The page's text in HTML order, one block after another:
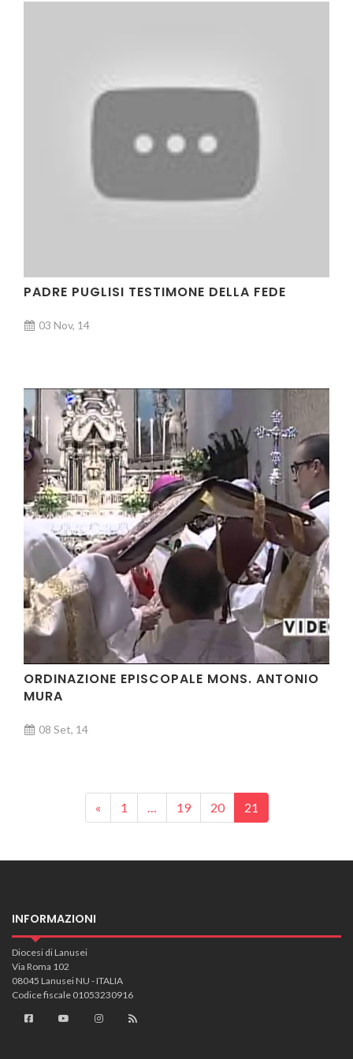
VIDEO
PADRE PUGLISI TESTIMONE DELLA FEDE
03 Nov, 14
ORDINAZIONE EPISCOPALE MONS. ANTONIO
MURA
08 Set, 14
Posts navigation
« 1 … 19 20 21
INFORMAZIONI
Diocesi di Lanusei
Via Roma 102
08045 Lanusei NU - ITALIA
Codice fiscale 01053230916